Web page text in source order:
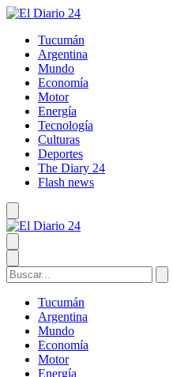
Tucumán
Argentina
Mundo
Economía
Motor
Energía
Tecnología
Culturas
Deportes
The Diary 24
Flash news
Tucumán
Argentina
Mundo
Economía
Motor
Energía